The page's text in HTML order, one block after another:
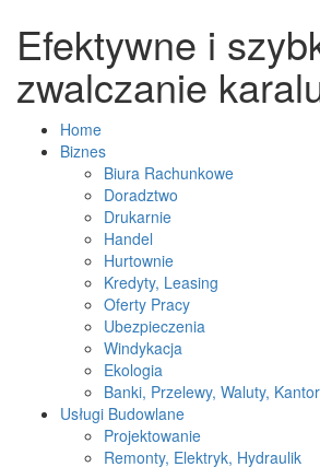
Efektywne i
zwalczanie
Home
Biznes
Biura Rachunkowe
Doradztwo
Drukarnie
Handel
Hurtownie
Kredyty, Leasing
Oferty Pracy
Ubezpieczenia
Windykacja
Ekologia
Banki, Przelewy, Waluty,
Usługi Budowlane
Projektowanie
Remonty, Elektryk, Hydraulik